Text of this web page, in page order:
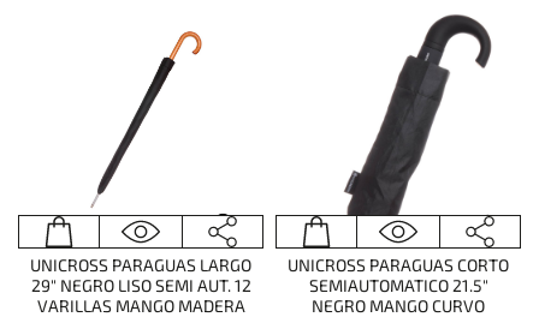
UNICROSS PARAGUAS LARGO
29" NEGRO LISO SEMI AUT. 12
VARILLAS MANGO MADERA
UNICROSS PARAGUAS CORTO
SEMIAUTOMATICO 21.5"
NEGRO MANGO CURVO